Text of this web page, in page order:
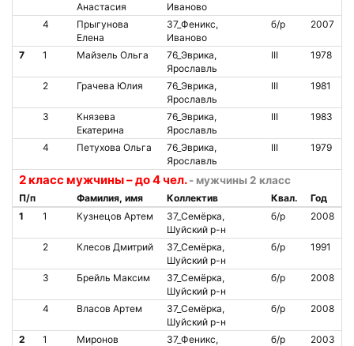
Анастасия
Иваново
4
Прыгунова
Елена
37_Феникс,
Иваново
б/р 2007
7 1 Майзель Ольга
76_Эврика,
Ярославль
III 1978
2 Грачева Юлия
76_Эврика,
Ярославль
III 1981
3
Князева
Екатерина
76_Эврика,
Ярославль
III 1983
4 Петухова Ольга
76_Эврика,
Ярославль
III 1979
2 класс мужчины – до 4 чел. - мужчины 2 класс
П/п Фамилия, имя Коллектив Квал.
Год
1
1 Кузнецов Артем
37_Семёрка,
Шуйский р-н
б/р 2008
2 Клесов Дмитрий
37_Семёрка,
Шуйский р-н
б/р 1991
3 Брейль Максим
37_Семёрка,
Шуйский р-н
б/р 2008
4 Власов Артем
37_Семёрка,
Шуйский р-н
б/р 2008
2 1
Миронов
37_Феникс,
б/р 2003